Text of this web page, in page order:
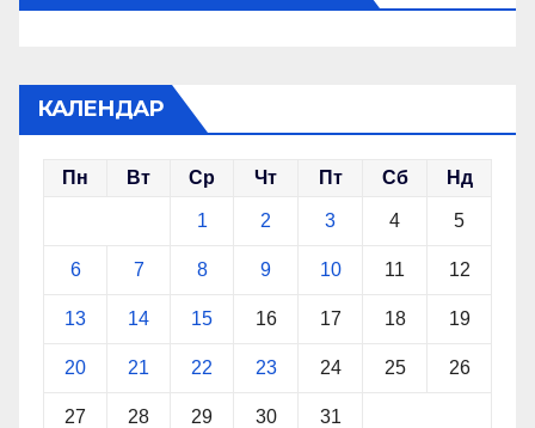
КАЛЕНДАР
Пн Вт Ср Чт Пт Сб Нд
1 2 3 4 5
6 7 8 9 10 11 12
13 14 15 16 17 18 19
20 21 22 23 24 25 26
27 28 29 30 31